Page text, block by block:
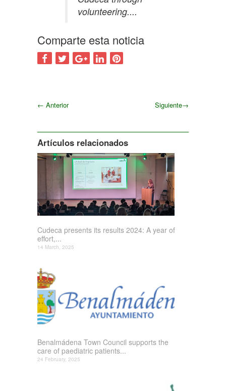
volunteering....
Comparte esta noticia
← Anterior Siguiente→
Artículos relacionados
Cudeca presents its results 2024: A year of
effort,...
14 March, 2025
Benalmádena Town Council supports the
care of paediatric patients...
24 February, 2025